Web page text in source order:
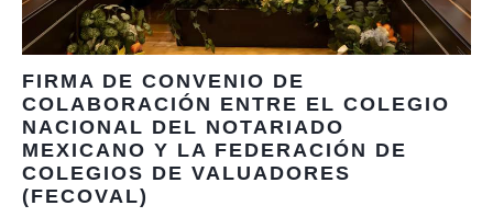
FIRMA DE CONVENIO DE
COLABORACIÓN ENTRE EL COLEGIO
NACIONAL DEL NOTARIADO
MEXICANO Y LA FEDERACIÓN DE
COLEGIOS DE VALUADORES
(FECOVAL)